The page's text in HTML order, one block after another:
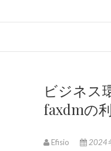
ビジネス
faxdmの
Efisio 2024